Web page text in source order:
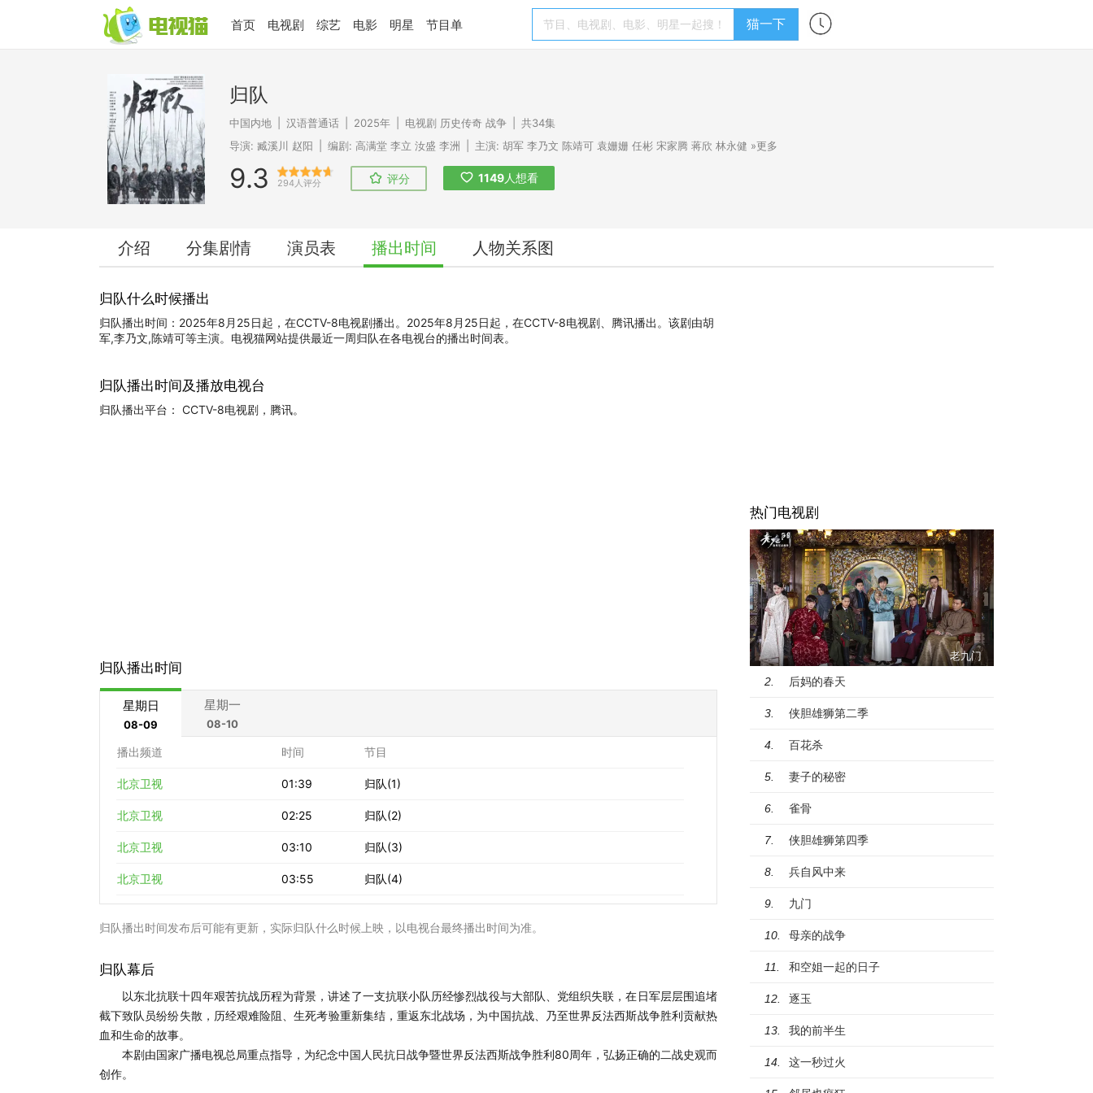
首页 电视剧 综艺 电影 明星 节目单 猫一下
归队
中国内地 汉语普通话 2025年 电视剧 历史传奇 战争
共34集
导演: 臧溪川 赵阳 编剧: 高满堂 李立 汝盛 李洲 主演: 胡军 李乃文 陈靖可 袁姗姗 任彬 宋家腾 蒋欣 林永健 »更多
9.3 294人评分 评分 1149人想看
介绍 分集剧情 演员表 播出时间 人物关系图
归队什么时候播出
归队播出时间：2025年8月25日起，在CCTV-8电视剧播出。2025年8月25日起，在CCTV-8电视剧、腾讯播出。该剧由胡
军,李乃文,陈靖可等主演。电视猫网站提供最近一周归队在各电视台的播出时间表。
归队播出时间及播放电视台
归队播出平台： CCTV-8电视剧，腾讯。
归队播出时间
星期日
08-09
星期一
08-10
播出频道 时间 节目
北京卫视 01:39 归队(1)
北京卫视 02:25 归队(2)
北京卫视 03:10 归队(3)
北京卫视 03:55 归队(4)
归队播出时间发布后可能有更新，实际归队什么时候上映，以电视台最终播出时间为准。
归队幕后
以东北抗联十四年艰苦抗战历程为背景，讲述了一支抗联小队历经惨烈战役与大部队、党组织失联，在日军层层围追堵
截下致队员纷纷失散，历经艰难险阻、生死考验重新集结，重返东北战场，为中国抗战、乃至世界反法西斯战争胜利贡献热
血和生命的故事。
本剧由国家广播电视总局重点指导，为纪念中国人民抗日战争暨世界反法西斯战争胜利80周年，弘扬正确的二战史观而
创作。
热门电视剧
老九门
2.
后妈的春天
3. 侠胆雄狮第二季
4. 百花杀
5. 妻子的秘密
6. 雀骨
7. 侠胆雄狮第四季
8. 兵自风中来
9. 九门
10. 母亲的战争
11. 和空姐一起的日子
12. 逐玉
13. 我的前半生
14. 这一秒过火